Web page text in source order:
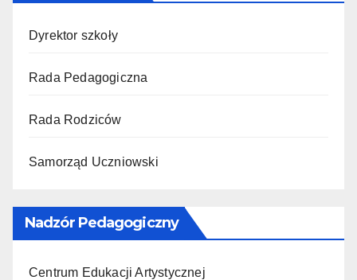
Dyrektor szkoły
Rada Pedagogiczna
Rada Rodziców
Samorząd Uczniowski
Nadzór Pedagogiczny
Centrum Edukacji Artystycznej